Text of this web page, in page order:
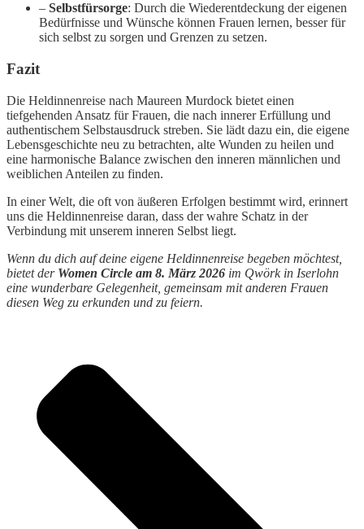
– Selbstfürsorge: Durch die Wiederentdeckung der eigenen
Bedürfnisse und Wünsche können Frauen lernen, besser für
sich selbst zu sorgen und Grenzen zu setzen.
Fazit
Die Heldinnenreise nach Maureen Murdock bietet einen
tiefgehenden Ansatz für Frauen, die nach innerer Erfüllung und
authentischem Selbstausdruck streben. Sie lädt dazu ein, die eigene
Lebensgeschichte neu zu betrachten, alte Wunden zu heilen und
eine harmonische Balance zwischen den inneren männlichen und
weiblichen Anteilen zu finden.
In einer Welt, die oft von äußeren Erfolgen bestimmt wird, erinnert
uns die Heldinnenreise daran, dass der wahre Schatz in der
Verbindung mit unserem inneren Selbst liegt.
Wenn du dich auf deine eigene Heldinnenreise begeben möchtest,
bietet der Women Circle am 8. März 2026 im Qwörk in Iserlohn
eine wunderbare Gelegenheit, gemeinsam mit anderen Frauen
diesen Weg zu erkunden und zu feiern.